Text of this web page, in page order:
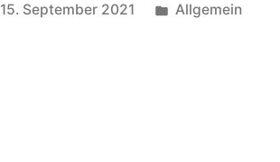
15. September 2021 Allgemein